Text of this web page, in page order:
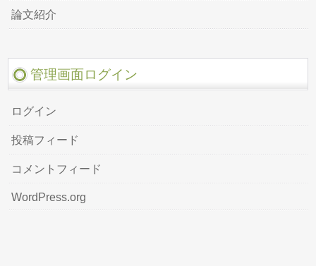
論文紹介
管理画面ログイン
ログイン
投稿フィード
コメントフィード
WordPress.org